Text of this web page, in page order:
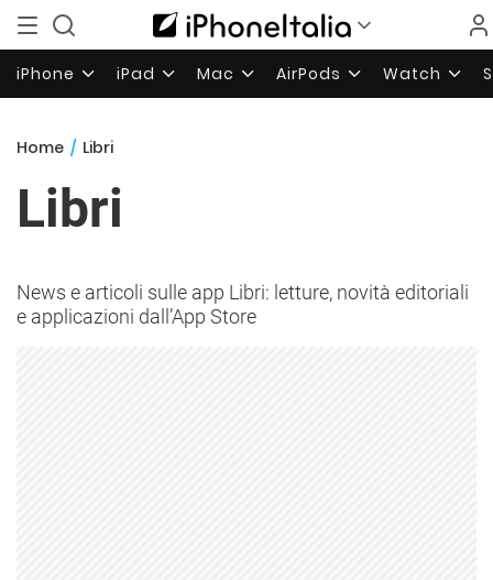
iPhone iPad Mac AirPods Watch
Home / Libri
Libri
News e articoli sulle app Libri: letture, novità editoriali
e applicazioni dall’App Store